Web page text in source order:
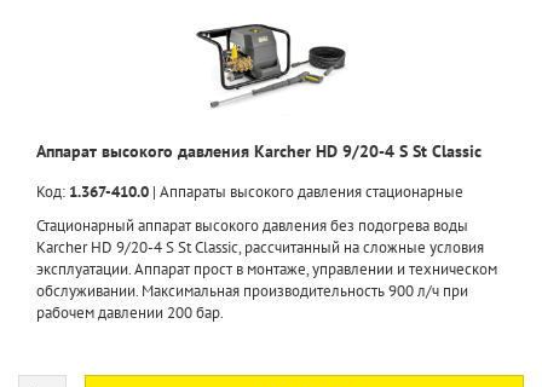
Аппарат высокого давления Karcher HD 9/20-4 S St Classic
Код: 1.367-410.0 | Аппараты высокого давления стационарные
Стационарный аппарат высокого давления без подогрева воды
Karcher HD 9/20-4 S St Classic, рассчитанный на сложные условия
эксплуатации. Аппарат прост в монтаже, управлении и техническом
обслуживании. Максимальная производительность 900 л/ч при
рабочем давлении 200 бар.